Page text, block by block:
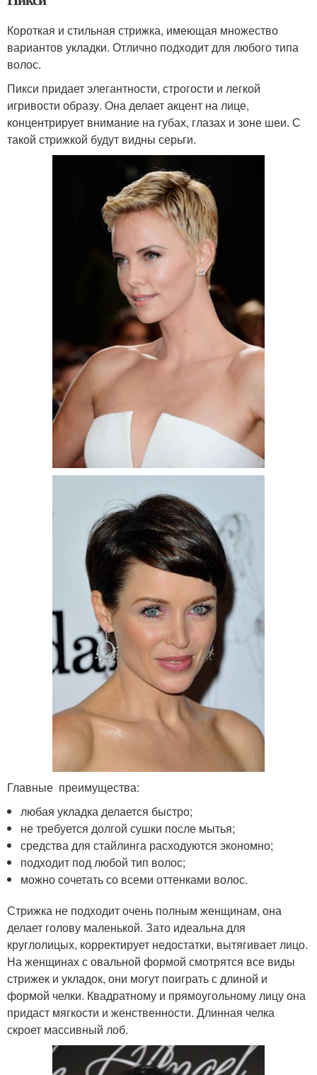
Короткая и стильная стрижка, имеющая множество
вариантов укладки. Отлично подходит для любого типа
волос.
Пикси придает элегантности, строгости и легкой
игривости образу. Она делает акцент на лице,
концентрирует внимание на губах, глазах и зоне шеи. С
такой стрижкой будут видны серьги.
Главные преимущества:
любая укладка делается быстро;
не требуется долгой сушки после мытья;
средства для стайлинга расходуются экономно;
подходит под любой тип волос;
можно сочетать со всеми оттенками волос.
Стрижка не подходит очень полным женщинам, она
делает голову маленькой. Зато идеальна для
круглолицых, корректирует недостатки, вытягивает лицо.
На женщинах с овальной формой смотрятся все виды
стрижек и укладок, они могут поиграть с длиной и
формой челки. Квадратному и прямоугольному лицу она
придаст мягкости и женственности. Длинная челка
скроет массивный лоб.